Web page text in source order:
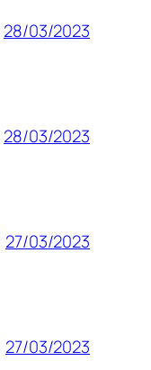
28/03/2023
28/03/2023
27/03/2023
27/03/2023